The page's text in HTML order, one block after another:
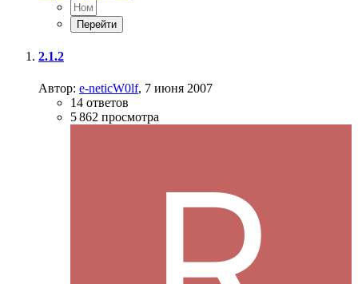
2.1.2
Автор: e-neticW0lf, 7 июня 2007
14 ответов
5 862 просмотра